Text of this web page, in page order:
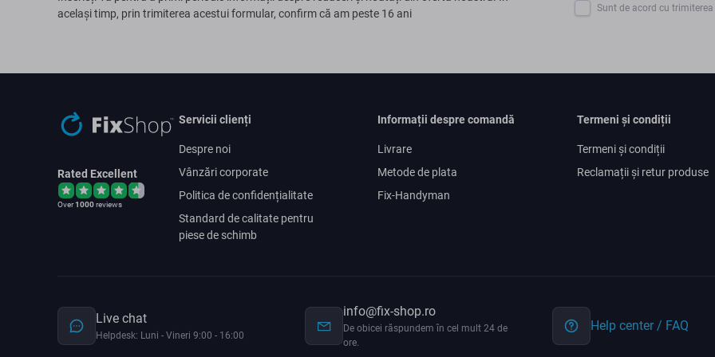
același timp, prin trimiterea acestui formular, confirm că am peste 16 ani
Sunt de acord cu
Rated Excellent
Over1000reviews
Servicii clienți
Despre noi
Vânzări corporate
Politica de confidențialitate
Standard de calitate pentru
piese de schimb
Informații despre comandă
Livrare
Metode de plata
Fix-Handyman
Termeni și condiții
Termeni și condiții
Reclamații și retur produse
Live chat
Helpdesk: Luni - Vineri 9:00 - 16:00
info@fix-shop.ro
De obicei răspundem în cel mult 24 de
ore.
Help center / FAQ